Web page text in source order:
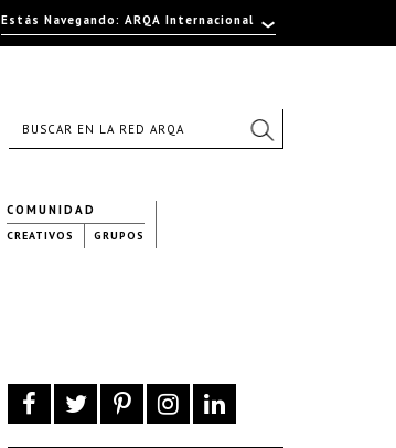
COMUNIDAD
CREATIVOS GRUPOS
Estás Navegando: ARQA Internacional